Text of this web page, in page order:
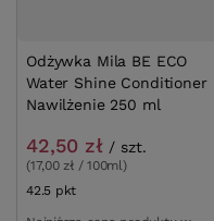
Odżywka Mila BE ECO
Water Shine Conditioner
Nawilżenie 250 ml
42,50 zł / szt.
(17,00 zł / 100ml)
42.5 pkt